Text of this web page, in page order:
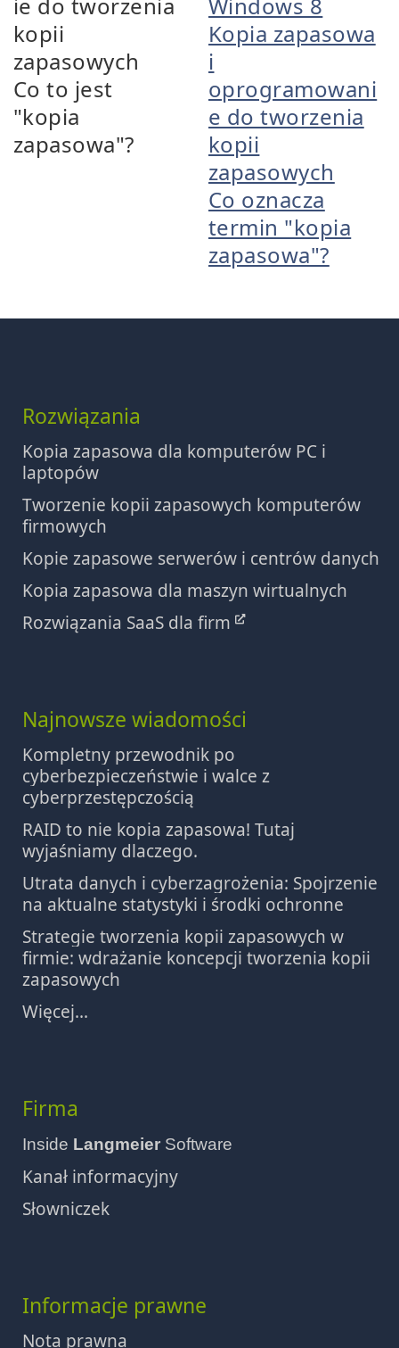
kopii
zapasowych
Co to jest
"kopia
zapasowa"?
Kopia zapasowa
i
oprogramowani
e do tworzenia
kopii
zapasowych
Co oznacza
termin "kopia
zapasowa"?
Rozwiązania
Kopia zapasowa dla komputerów PC i
laptopów
Tworzenie kopii zapasowych komputerów
firmowych
Kopie zapasowe serwerów i centrów danych
Kopia zapasowa dla maszyn wirtualnych
Rozwiązania SaaS dla firm
Najnowsze wiadomości
Kompletny przewodnik po
cyberbezpieczeństwie i walce z
cyberprzestępczością
RAID to nie kopia zapasowa! Tutaj
wyjaśniamy dlaczego.
Utrata danych i cyberzagrożenia: Spojrzenie
na aktualne statystyki i środki ochronne
Strategie tworzenia kopii zapasowych w
firmie: wdrażanie koncepcji tworzenia kopii
zapasowych
Więcej...
Firma
Inside Langmeier Software
Kanał informacyjny
Słowniczek
Informacje prawne
Nota prawna